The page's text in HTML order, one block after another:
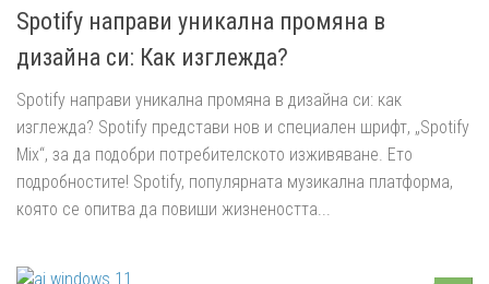
Spotify направи уникална промяна в
дизайна си: Как изглежда?
Spotify направи уникална промяна в дизайна си: как
изглежда? Spotify представи нов и специален шрифт, „Spotify
Mix“, за да подобри потребителското изживяване. Ето
подробностите! Spotify, популярната музикална платформа,
която се опитва да повиши жизнеността...